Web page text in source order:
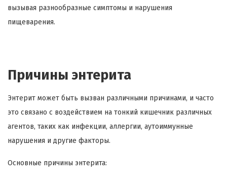
вызывая разнообразные симптомы и нарушения
пищеварения.
Причины энтерита
Энтерит может быть вызван различными причинами, и часто
это связано с воздействием на тонкий кишечник различных
агентов, таких как инфекции, аллергии, аутоиммунные
нарушения и другие факторы.
Основные причины энтерита: